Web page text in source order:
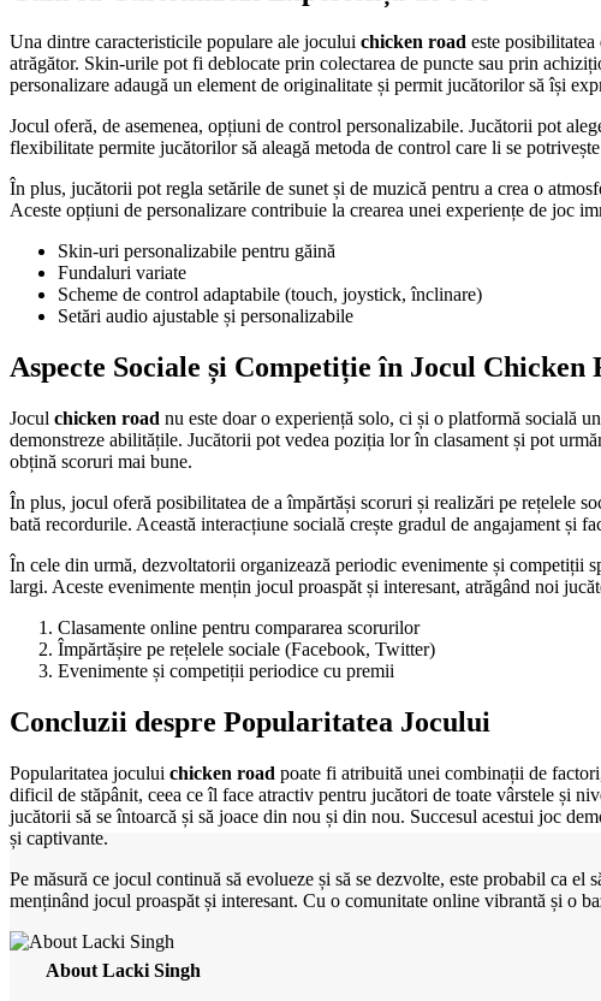
Una dintre caracteristicile populare ale jocului chicken road este
atrăgător. Skin-urile pot fi deblocate prin colectarea de puncte sau prin
personalizare adaugă un element de originalitate și permit jucătorilor să își
Jocul oferă, de asemenea, opțiuni de control personalizabile. Jucătorii pot
flexibilitate permite jucătorilor să aleagă metoda de control care li se
În plus, jucătorii pot regla setările de sunet și de muzică pentru a crea o
Aceste opțiuni de personalizare contribuie la crearea unei experiențe de joc
Skin-uri personalizabile pentru găină
Fundaluri variate
Scheme de control adaptabile (touch, joystick, înclinare)
Setări audio ajustable și personalizabile
Aspecte Sociale și Competiție în Jocul Chicken
Jocul chicken road nu este doar o experiență solo, ci și o platformă socială
demonstreze abilitățile. Jucătorii pot vedea poziția lor în clasament și pot
obțină scoruri mai bune.
În plus, jocul oferă posibilitatea de a împărtăși scoruri și realizări pe rețelele
bată recordurile. Această interacțiune socială crește gradul de angajament și
În cele din urmă, dezvoltatorii organizează periodic evenimente și competiții
largi. Aceste evenimente mențin jocul proaspăt și interesant, atrăgând noi
Clasamente online pentru compararea scorurilor
Împărtășire pe rețelele sociale (Facebook, Twitter)
Evenimente și competiții periodice cu premii
Concluzii despre Popularitatea Jocului
Popularitatea jocului chicken road poate fi atribuită unei combinații de
dificil de stăpânit, ceea ce îl face atractiv pentru jucători de toate vârstele și
jucătorii să se întoarcă și să joace din nou și din nou. Succesul acestui joc
și captivante.
Pe măsură ce jocul continuă să evolueze și să se dezvolte, este probabil ca
menținând jocul proaspăt și interesant. Cu o comunitate online vibrantă și o
About Lacki Singh